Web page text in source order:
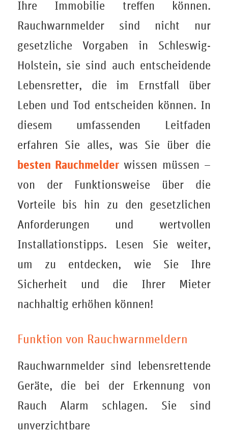
Ihre Immobilie treffen können.
Rauchwarnmelder sind nicht nur
gesetzliche Vorgaben in Schleswig-
Holstein, sie sind auch entscheidende
Lebensretter, die im Ernstfall über
Leben und Tod entscheiden können. In
diesem umfassenden Leitfaden
erfahren Sie alles, was Sie über die
besten Rauchmelder wissen müssen –
von der Funktionsweise über die
Vorteile bis hin zu den gesetzlichen
Anforderungen und wertvollen
Installationstipps. Lesen Sie weiter,
um zu entdecken, wie Sie Ihre
Sicherheit und die Ihrer Mieter
nachhaltig erhöhen können!
Funktion von Rauchwarnmeldern
Rauchwarnmelder sind lebensrettende
Geräte, die bei der Erkennung von
Rauch Alarm schlagen. Sie sind
unverzichtbare